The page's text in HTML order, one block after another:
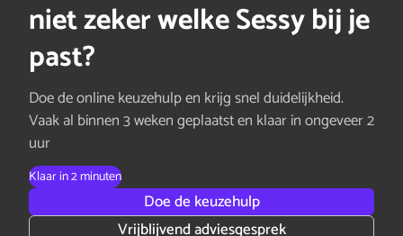
niet zeker welke Sessy bij je
past?
Doe de online keuzehulp en krijg snel duidelijkheid.
Vaak al binnen 3 weken geplaatst en klaar in ongeveer 2
uur
Klaar in 2 minuten
Doe de keuzehulp
Vrijblijvend adviesgesprek